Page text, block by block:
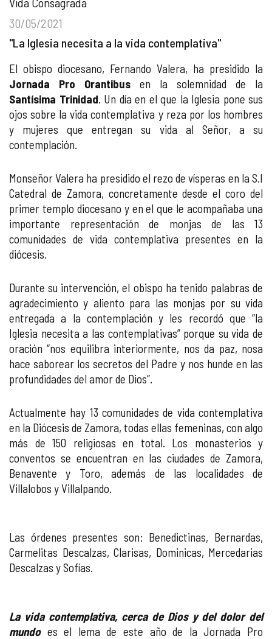
30/05/2021
"La Iglesia necesita a la vida contemplativa"
El obispo diocesano, Fernando Valera, ha presidido la
Jornada Pro Orantibus en la solemnidad de la
Santísima Trinidad. Un día en el que la Iglesia pone sus
ojos sobre la vida contemplativa y reza por los hombres
y mujeres que entregan su vida al Señor, a su
contemplación.
Monseñor Valera ha presidido el rezo de vísperas en la S.I
Catedral de Zamora, concretamente desde el coro del
primer templo diocesano y en el que le acompañaba una
importante representación de monjas de las 13
comunidades de vida contemplativa presentes en la
diócesis.
Durante su intervención, el obispo ha tenido palabras de
agradecimiento y aliento para las monjas por su vida
entregada a la contemplación y les recordó que “la
Iglesia necesita a las contemplativas” porque su vida de
oración “nos equilibra interiormente, nos da paz, nosa
hace saborear los secretos del Padre y nos hunde en las
profundidades del amor de Dios”.
Actualmente hay 13 comunidades de vida contemplativa
en la Diócesis de Zamora, todas ellas femeninas, con algo
más de 150 religiosas en total. Los monasterios y
conventos se encuentran en las ciudades de Zamora,
Benavente y Toro, además de las localidades de
Villalobos y Villalpando.
Las órdenes presentes son: Benedictinas, Bernardas,
Carmelitas Descalzas, Clarisas, Dominicas, Mercedarias
Descalzas y Sofías.
La vida contemplativa, cerca de Dios y del dolor del
mundoes el lema de este año de la Jornada Pro